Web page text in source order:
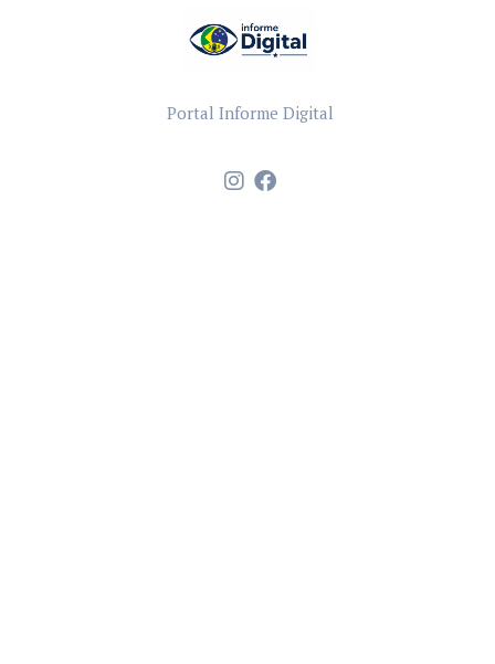
Portal Informe Digital